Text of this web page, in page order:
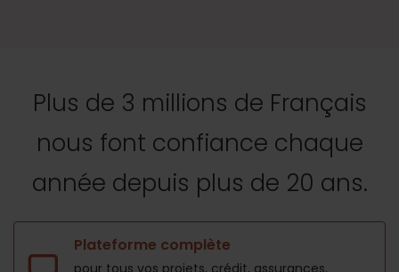
Plus de 3 millions de Français
nous font confiance chaque
année depuis plus de 20 ans.
Plateforme complète
pour tous vos projets, crédit, assurances,